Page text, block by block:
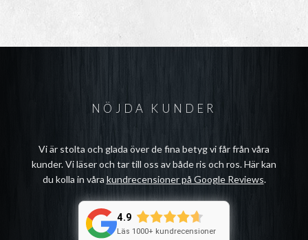
NÖJDA KUNDER
Vi är stolta och glada över de fina betyg vi får från våra
kunder. Vi läser och tar till oss av både ris och ros. Här kan
du kolla in våra kundrecensioner på Google Reviews.
4.9
Läs 1000+ kundrecensioner